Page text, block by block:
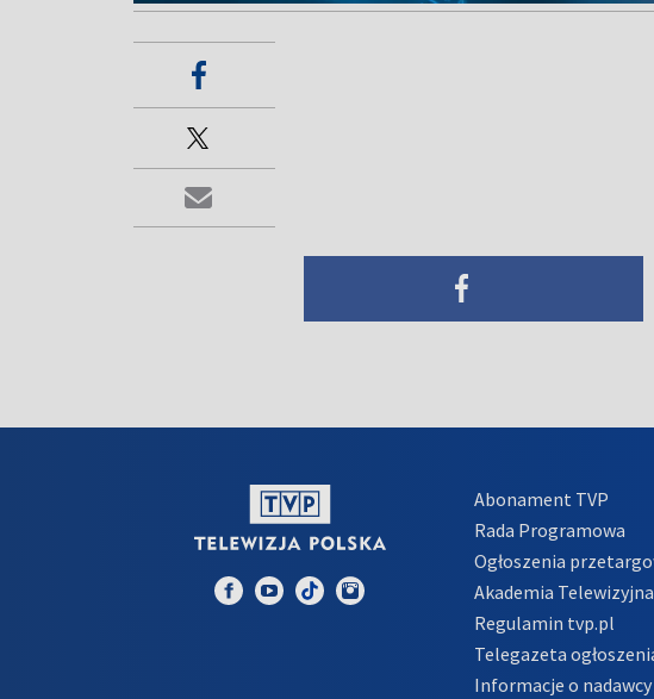
Abonament TVP
Rada Programowa
Ogłoszenia
Akademia Telewizyjna
Regulamin tvp.pl
Telegazeta
Informacje o nadawcy